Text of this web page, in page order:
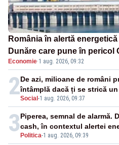
România în alertă
Dunăre care pune în pericol
cunoscută de pe vremea lui
Economie·1 aug. 2026, 09:32
2Social -1 aug. 2026, 09:37
De azi, milioane de români
întâmplă dacă ți se strică
3 Politica-1 aug. 2026, 09:39
Piperea, semnal de alarmă.
cash, în contextul alertei